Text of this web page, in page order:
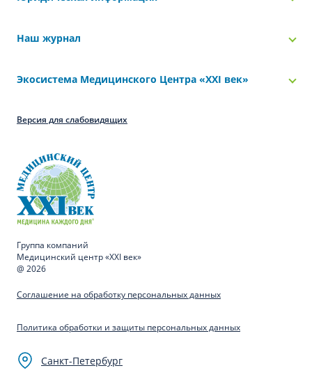
Наш журнал
Экосистема Медицинского Центра «‎XXI век»
Версия для слабовидящих
Группа компаний
Медицинский центр «XXI век»
@ 2026
Соглашение на обработку персональных данных
Политика обработки и защиты персональных данных
Санкт-Петербург